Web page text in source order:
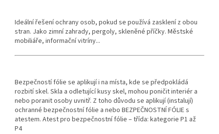
Ideální řešení ochrany osob, pokud se používá zasklení z obou
stran. Jako zimní zahrady, pergoly, skleněné příčky. Městské
mobiliáře, informační vitríny...
Bezpečností fólie se aplikují i na místa, kde se předpokládá
rozbití skel. Skla a odletující kusy skel, mohou poničit interiér a
nebo poranit osoby uvnitř. Z toho důvodu se aplikují (instalují)
ochranné bezpečnostní fólie a nebo BEZPEČNOSTNÍ FÓLIE s
atestem. Atest pro bezpečnostní fólie – třída: kategorie P1 až
P4